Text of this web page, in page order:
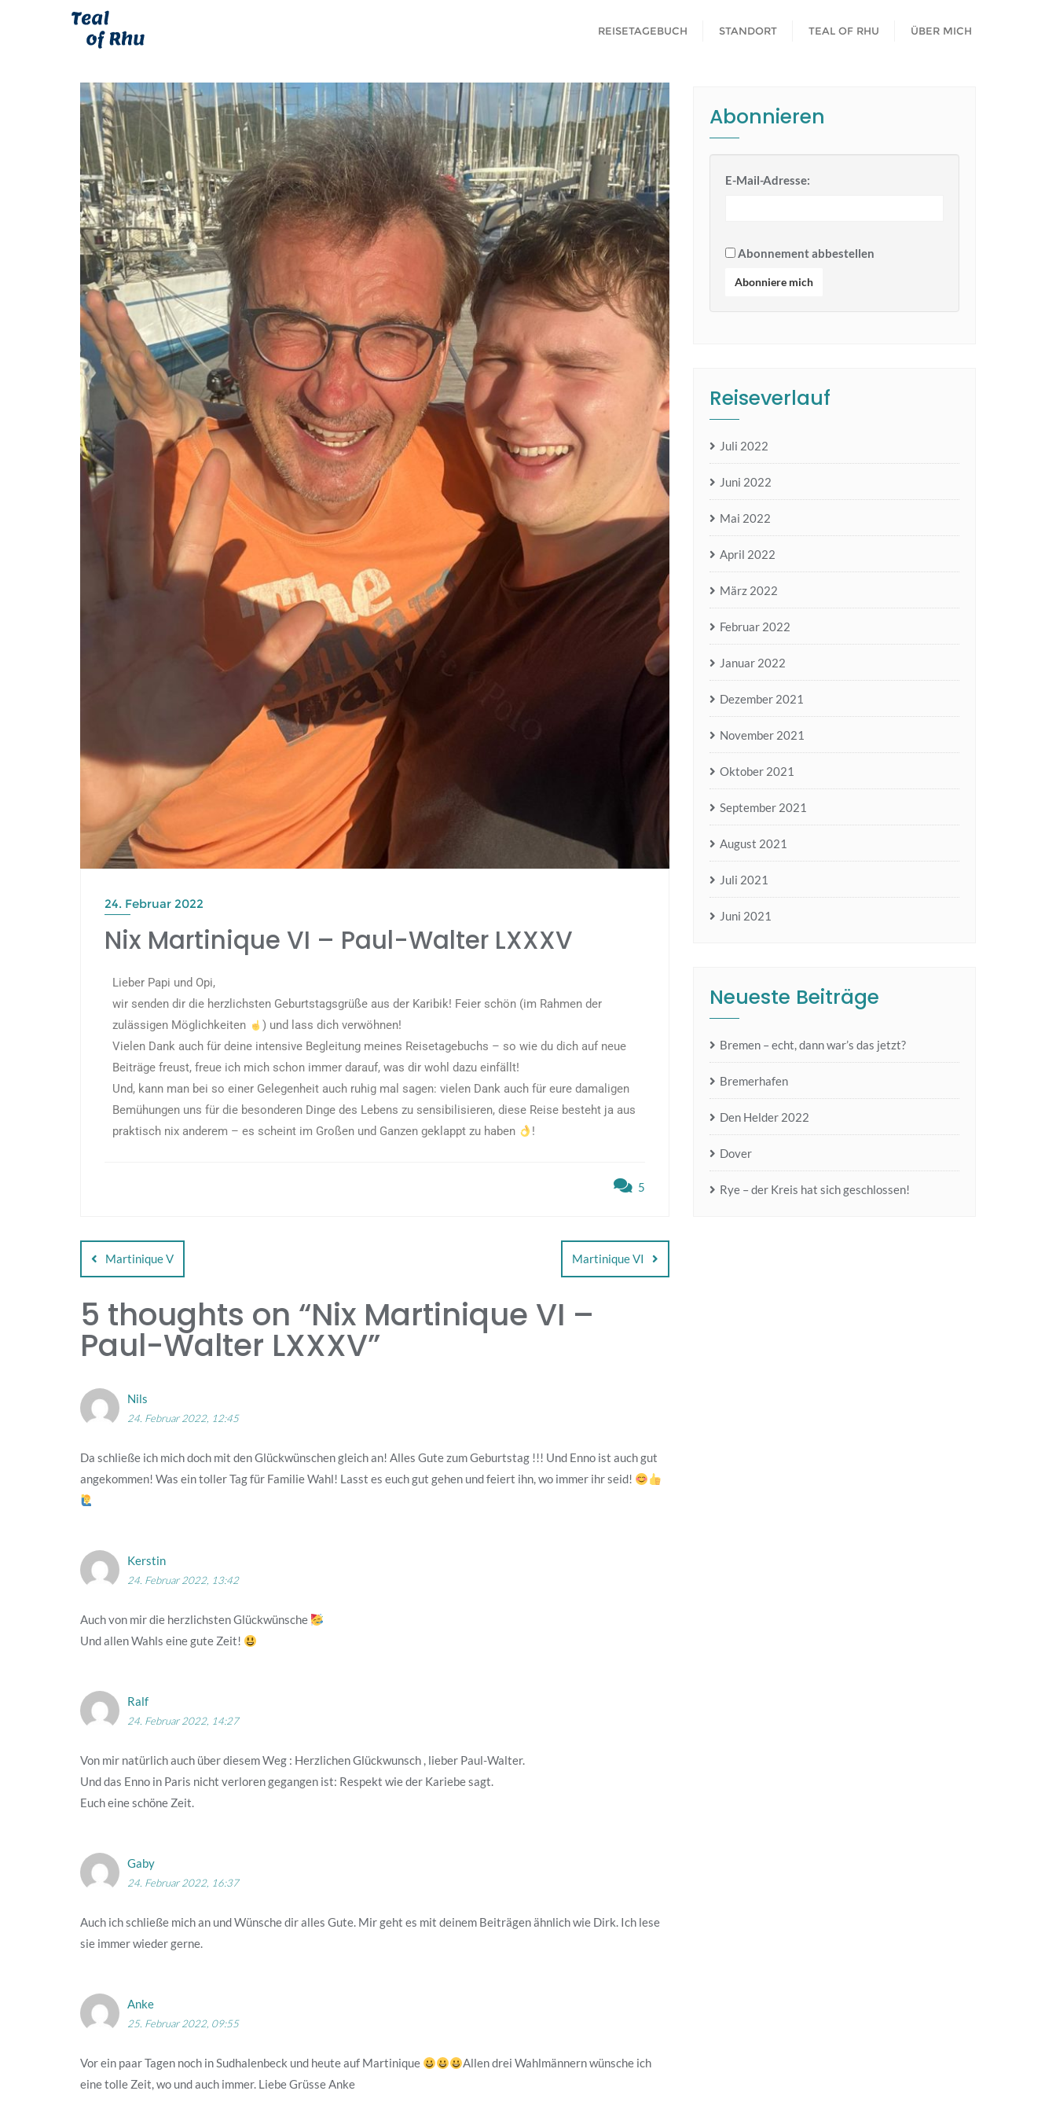
REISETAGEBUCH STANDORT TEAL OF RHU ÜBER MICH
24. Februar 2022
Nix Martinique VI – Paul-Walter LXXXV
Lieber Papi und Opi,
wir senden dir die herzlichsten Geburtstagsgrüße aus der Karibik! Feier schön (im Rahmen der
zulässigen Möglichkeiten
) und lass dich verwöhnen!
Vielen Dank auch für deine intensive Begleitung meines Reisetagebuchs – so wie du dich auf neue
Beiträge freust, freue ich mich schon immer darauf, was dir wohl dazu einfällt!
Und, kann man bei so einer Gelegenheit auch ruhig mal sagen: vielen Dank auch für eure damaligen
Bemühungen uns für die besonderen Dinge des Lebens zu sensibilisieren, diese Reise besteht ja aus
praktisch nix anderem – es scheint im Großen und Ganzen geklappt zu haben
!
5
Martinique V Martinique VI
5 thoughts on “Nix Martinique VI –
Paul-Walter LXXXV”
Nils
24. Februar 2022, 12:45
Da schließe ich mich doch mit den Glückwünschen gleich an! Alles Gute zum Geburtstag !!! Und Enno ist auch gut
angekommen! Was ein toller Tag für Familie Wahl! Lasst es euch gut gehen und feiert ihn, wo immer ihr seid!
Kerstin
24. Februar 2022, 13:42
Auch von mir die herzlichsten Glückwünsche
Und allen Wahls eine gute Zeit!
Ralf
24. Februar 2022, 14:27
Von mir natürlich auch über diesem Weg : Herzlichen Glückwunsch , lieber Paul-Walter.
Und das Enno in Paris nicht verloren gegangen ist: Respekt wie der Kariebe sagt.
Euch eine schöne Zeit.
Gaby
24. Februar 2022, 16:37
Auch ich schließe mich an und Wünsche dir alles Gute. Mir geht es mit deinem Beiträgen ähnlich wie Dirk. Ich lese
sie immer wieder gerne.
Anke
25. Februar 2022, 09:55
Vor ein paar Tagen noch in Sudhalenbeck und heute auf Martinique
Allen drei Wahlmännern wünsche ich
eine tolle Zeit, wo und auch immer. Liebe Grüsse Anke
Abonnieren
E-Mail-Adresse:
Abonnement abbestellen
Abonniere mich
Reiseverlauf
Juli 2022
Juni 2022
Mai 2022
April 2022
März 2022
Februar 2022
Januar 2022
Dezember 2021
November 2021
Oktober 2021
September 2021
August 2021
Juli 2021
Juni 2021
Neueste Beiträge
Bremen – echt, dann war’s das jetzt?
Bremerhafen
Den Helder 2022
Dover
Rye – der Kreis hat sich geschlossen!